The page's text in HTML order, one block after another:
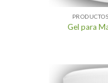
Gel para